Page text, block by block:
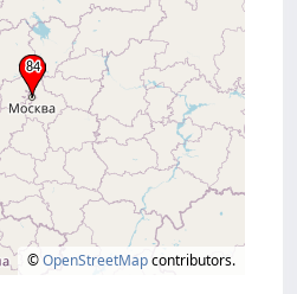
©OpenStreetMapcontributors.